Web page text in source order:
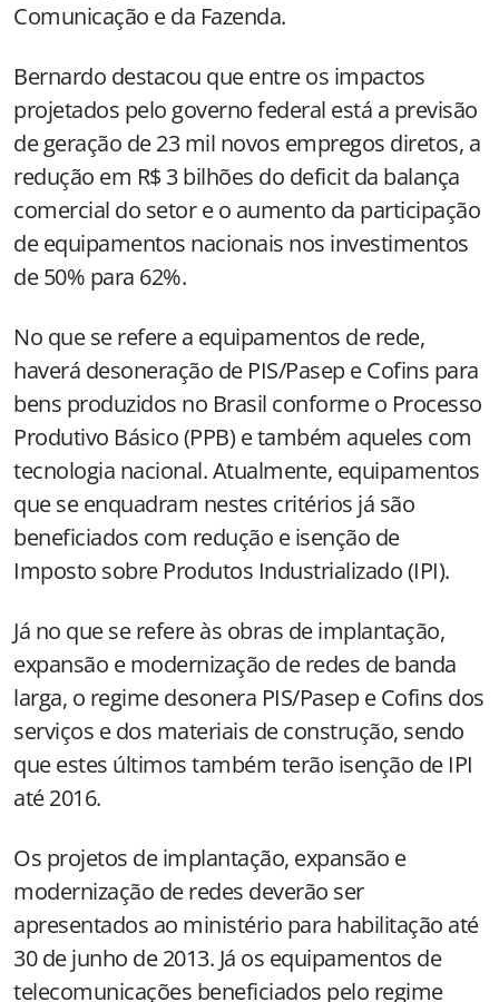
Comunicação e da Fazenda.
Bernardo destacou que entre os impactos
projetados pelo governo federal está a previsão
de geração de 23 mil novos empregos diretos, a
redução em R$ 3 bilhões do deficit da balança
comercial do setor e o aumento da participação
de equipamentos nacionais nos investimentos
de 50% para 62%.
No que se refere a equipamentos de rede,
haverá desoneração de PIS/Pasep e Cofins para
bens produzidos no Brasil conforme o Processo
Produtivo Básico (PPB) e também aqueles com
tecnologia nacional. Atualmente, equipamentos
que se enquadram nestes critérios já são
beneficiados com redução e isenção de
Imposto sobre Produtos Industrializado (IPI).
Já no que se refere às obras de implantação,
expansão e modernização de redes de banda
larga, o regime desonera PIS/Pasep e Cofins dos
serviços e dos materiais de construção, sendo
que estes últimos também terão isenção de IPI
até 2016.
Os projetos de implantação, expansão e
modernização de redes deverão ser
apresentados ao ministério para habilitação até
30 de junho de 2013. Já os equipamentos de
telecomunicações beneficiados pelo regime